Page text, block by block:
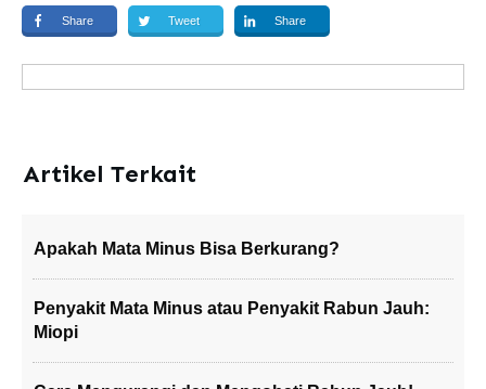
Share Tweet Share
Artikel Terkait
Apakah Mata Minus Bisa Berkurang?
Penyakit Mata Minus atau Penyakit Rabun Jauh:
Miopi